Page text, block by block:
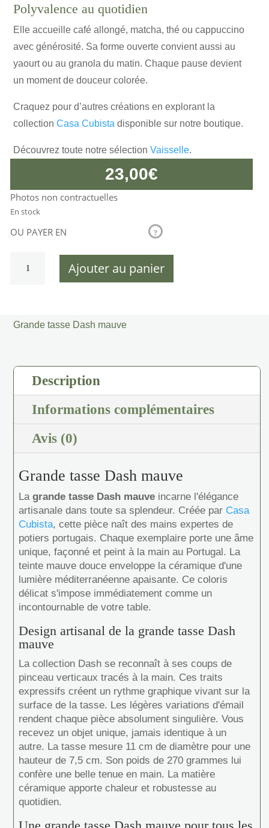
Polyvalence au quotidien
Elle accueille café allongé, matcha, thé ou cappuccino
avec générosité. Sa forme ouverte convient aussi au
yaourt ou au granola du matin. Chaque pause devient
un moment de douceur colorée.
Craquez pour d’autres créations en explorant la
collectionCasa Cubista disponible sur notre boutique.
Découvrez toute notre sélectionVaisselle.
23,00€
Photos non contractuelles
En stock
OU PAYER EN ?
mauve
Ajouter au panier
Grande tasse Dash mauve
Description
Informations complémentaires
Avis (0)
Grande tasse Dash mauve
Lagrande tasse Dash mauve incarne l'élégance
artisanale dans toute sa splendeur. Créée par Casa
Cubista, cette pièce naît des mains expertes de
potiers portugais. Chaque exemplaire porte une âme
unique, façonné et peint à la main au Portugal. La
teinte mauve douce enveloppe la céramique d'une
lumière méditerranéenne apaisante. Ce coloris
délicat s'impose immédiatement comme un
incontournable de votre table.
Design artisanal de la grande tasse Dash
mauve
La collection Dash se reconnaît à ses coups de
pinceau verticaux tracés à la main. Ces traits
expressifs créent un rythme graphique vivant sur la
surface de la tasse. Les légères variations d'émail
rendent chaque pièce absolument singulière. Vous
recevez un objet unique, jamais identique à un
autre. La tasse mesure 11 cm de diamètre pour une
hauteur de 7,5 cm. Son poids de 270 grammes lui
confère une belle tenue en main. La matière
céramique apporte chaleur et robustesse au
quotidien.